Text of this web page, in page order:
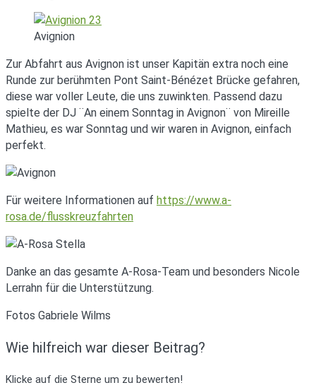
Avignion
Zur Abfahrt aus Avignon ist unser Kapitän extra noch eine
Runde zur berühmten Pont Saint-Bénézet Brücke gefahren,
diese war voller Leute, die uns zuwinkten. Passend dazu
spielte der DJ ¨An einem Sonntag in Avignon¨ von Mireille
Mathieu, es war Sonntag und wir waren in Avignon, einfach
perfekt.
Für weitere Informationen auf https://www.a-
rosa.de/flusskreuzfahrten
Danke an das gesamte A-Rosa-Team und besonders Nicole
Lerrahn für die Unterstützung.
Fotos Gabriele Wilms
Wie hilfreich war dieser Beitrag?
Klicke auf die Sterne um zu bewerten!